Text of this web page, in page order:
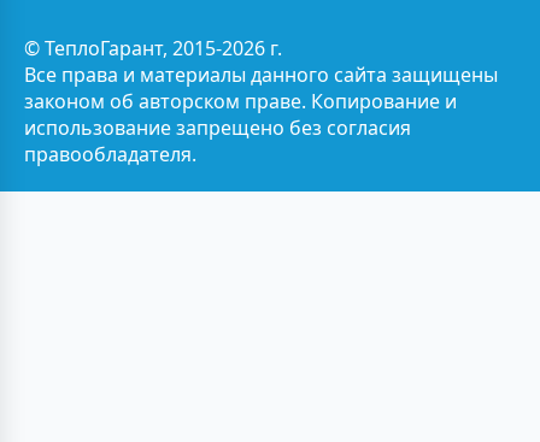
© ТеплоГарант, 2015-2026 г.
Все права и материалы данного сайта защищены
законом об авторском праве. Копирование и
использование запрещено без согласия
правообладателя.